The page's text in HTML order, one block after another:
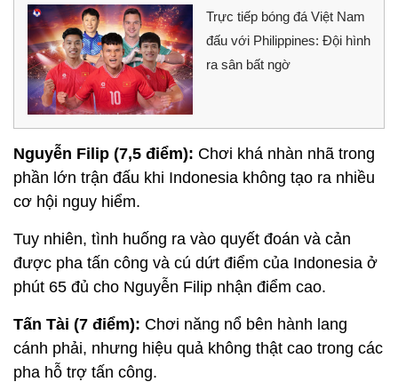
Trực tiếp bóng đá Việt Nam
đấu với Philippines: Đội hình
ra sân bất ngờ
Nguyễn Filip (7,5 điểm): Chơi khá nhàn nhã trong
phần lớn trận đấu khi Indonesia không tạo ra nhiều
cơ hội nguy hiểm.
Tuy nhiên, tình huống ra vào quyết đoán và cản
được pha tấn công và cú dứt điểm của Indonesia ở
phút 65 đủ cho Nguyễn Filip nhận điểm cao.
Tấn Tài (7 điểm): Chơi năng nổ bên hành lang
cánh phải, nhưng hiệu quả không thật cao trong các
pha hỗ trợ tấn công.